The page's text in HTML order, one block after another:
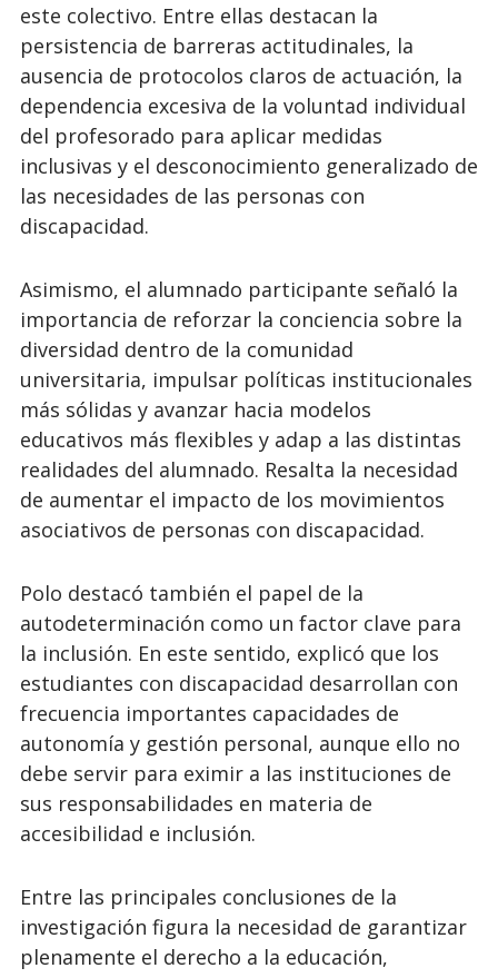
este colectivo. Entre ellas destacan la
persistencia de barreras actitudinales, la
ausencia de protocolos claros de actuación, la
dependencia excesiva de la voluntad individual
del profesorado para aplicar medidas
inclusivas y el desconocimiento generalizado de
las necesidades de las personas con
discapacidad.
Asimismo, el alumnado participante señaló la
importancia de reforzar la conciencia sobre la
diversidad dentro de la comunidad
universitaria, impulsar políticas institucionales
más sólidas y avanzar hacia modelos
educativos más flexibles y adap a las distintas
realidades del alumnado. Resalta la necesidad
de aumentar el impacto de los movimientos
asociativos de personas con discapacidad.
Polo destacó también el papel de la
autodeterminación como un factor clave para
la inclusión. En este sentido, explicó que los
estudiantes con discapacidad desarrollan con
frecuencia importantes capacidades de
autonomía y gestión personal, aunque ello no
debe servir para eximir a las instituciones de
sus responsabilidades en materia de
accesibilidad e inclusión.
Entre las principales conclusiones de la
investigación figura la necesidad de garantizar
plenamente el derecho a la educación,